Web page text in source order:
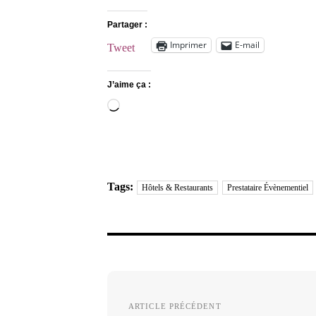
Partager :
Tweet Imprimer E-mail
J’aime ça :
Chargement…
Tags: Hôtels & Restaurants Prestataire Évènementiel
ARTICLE PRÉCÉDENT